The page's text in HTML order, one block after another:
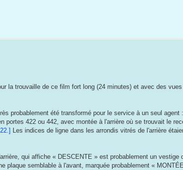
la trouvaille de ce film fort long (24 minutes) et avec des
probablement été transformé pour le service à un seul agent :
portes 422 ou 442, avec montée à l'arrière où se trouvait le
Les indices de ligne dans les arrondis vitrés de l'arrière
qui affiche « DESCENTE » est probablement un vestige
plaque semblable à l'avant, marquée probablement «